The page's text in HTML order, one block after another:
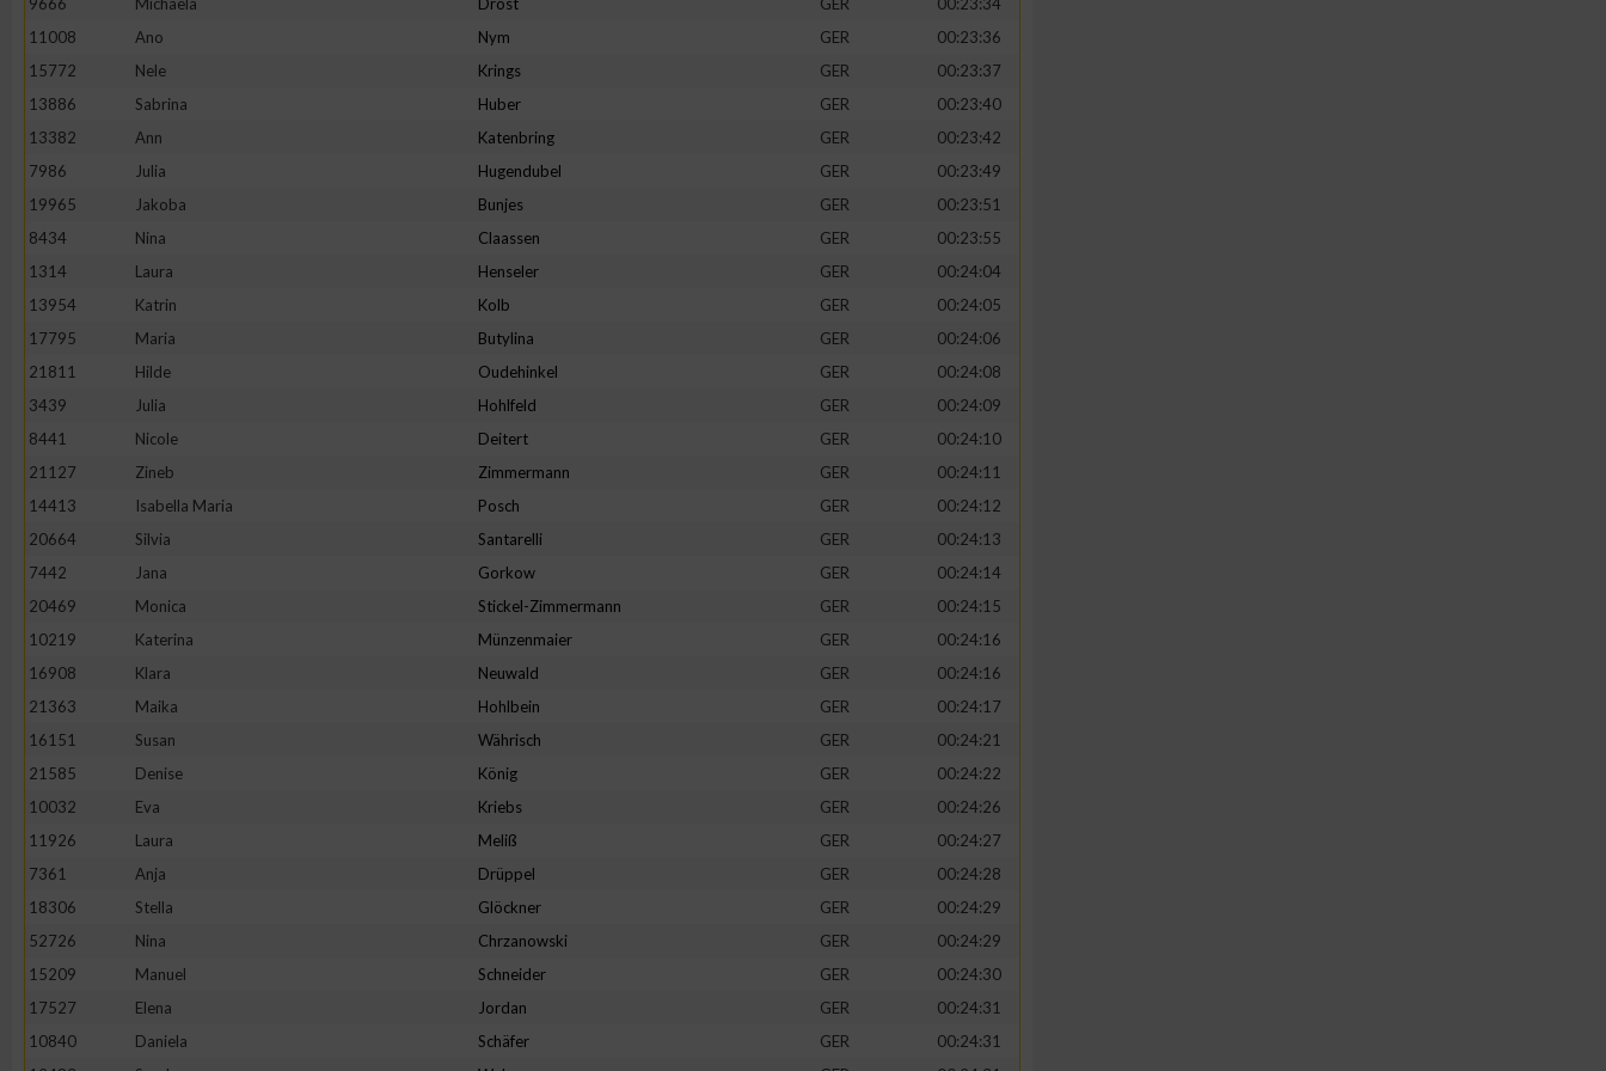
11008
Ano Nym GER
00:23:36
15772
Nele Krings GER
00:23:37
13886
Sabrina Huber GER
00:23:40
13382
Ann Katenbring GER
00:23:42
7986
Julia Hugendubel GER
00:23:49
19965
Jakoba Bunjes GER
00:23:51
8434
Nina Claassen GER
00:23:55
1314
Laura Henseler GER
00:24:04
13954
Katrin Kolb GER
00:24:05
17795
Maria Butylina GER
00:24:06
21811
Hilde Oudehinkel GER
00:24:08
3439
Julia Hohlfeld GER
00:24:09
8441
Nicole Deitert GER
00:24:10
21127
Zineb Zimmermann GER
00:24:11
14413
Isabella Maria Posch GER
00:24:12
20664
Silvia Santarelli GER
00:24:13
7442
Jana Gorkow GER
00:24:14
20469
Monica Stickel-Zimmermann GER
00:24:15
10219
Katerina Münzenmaier GER
00:24:16
16908
Klara Neuwald GER
00:24:16
21363
Maika Hohlbein GER
00:24:17
16151
Susan Währisch GER
00:24:21
21585
Denise König GER
00:24:22
10032
Eva Kriebs GER
00:24:26
11926
Laura Meliß GER
00:24:27
7361
Anja Drüppel GER
00:24:28
18306
Stella Glöckner GER
00:24:29
52726
Nina Chrzanowski GER
00:24:29
15209
Manuel Schneider GER
00:24:30
17527
Elena Jordan GER
00:24:31
10840
Daniela Schäfer GER
00:24:31
Erstellung von Profilen zur Personalisierung von Inhalten
Messung der Werbeleistung
Messung der Performance von Inhalten
Analyse von Zielgruppen durch Statistiken oder Kombinationen von Daten aus
Entwicklung und Verbesserung der Angebote
IAB-Besonderheiten:
Geräte anhand von aktiv angeforderten Informationen identifizieren
Nicht-IAB-Verarbeitungszwecke:
Notwendig
Performance
Funktional